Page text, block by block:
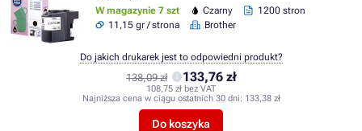
W magazynie 7 szt Czarny
1200 stron
11,15 gr / strona
Brother
138,09 zł 133,76 zł
108,75 zł bez VAT
Najniższa cena w ciągu ostatnich 30 dni: 133,38 zł
Do koszyka
Do jakich drukarek jest to odpowiedni produkt?